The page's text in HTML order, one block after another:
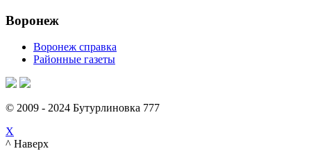
Воронеж
Воронеж справка
Районные газеты
© 2009 - 2024 Бутурлиновка 777
X
^ Наверх